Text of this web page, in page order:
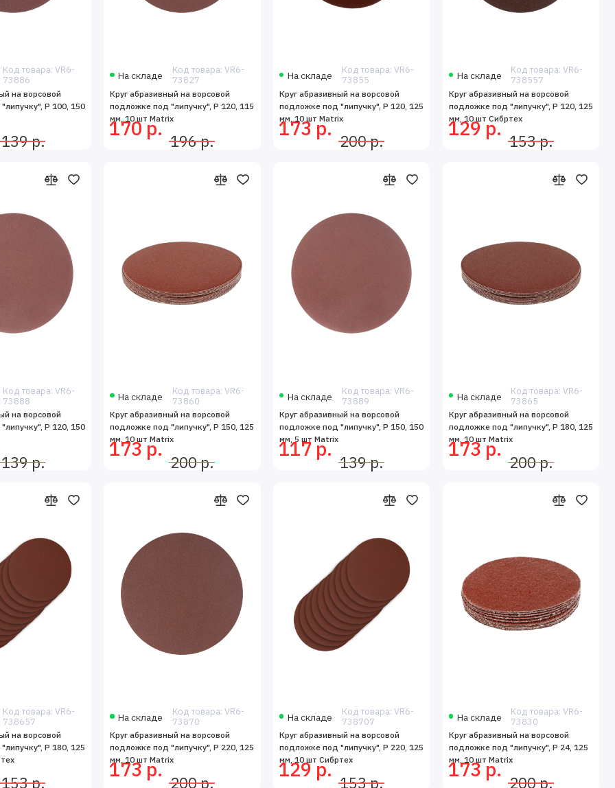
Код товара: VR6-
73886
на ворсовой
P 100, 150
139 р.
На складе
Код товара: VR6-
73827
Круг абразивный на ворсовой
подложке под "липучку", P 120, 115
мм, 10 шт Matrix
170 р.
196 р.
На складе
Код товара: VR6-
73855
Круг абразивный на ворсовой
подложке под "липучку", P 120, 125
мм, 10 шт Matrix
173 р.
200 р.
На складе
Код товара: VR6-
738557
Круг абразивный на ворсовой
подложке под "липучку", P 120, 125
мм, 10 шт Сибртех
129 р.
153 р.
Код товара: VR6-
73888
на ворсовой
P 120, 150
139 р.
На складе
Код товара: VR6-
73860
Круг абразивный на ворсовой
подложке под "липучку", P 150, 125
мм, 10 шт Matrix
173 р.
200 р.
На складе
Код товара: VR6-
73889
Круг абразивный на ворсовой
подложке под "липучку", P 150, 150
мм, 5 шт Matrix
117 р.
139 р.
На складе
Код товара: VR6-
73865
Круг абразивный на ворсовой
подложке под "липучку", P 180, 125
мм, 10 шт Matrix
173 р.
200 р.
Код товара: VR6-
738657
на ворсовой
P 180, 125
153 р.
На складе
Код товара: VR6-
73870
Круг абразивный на ворсовой
подложке под "липучку", P 220, 125
мм, 10 шт Matrix
173 р.
200 р.
На складе
Код товара: VR6-
738707
Круг абразивный на ворсовой
подложке под "липучку", P 220, 125
мм, 10 шт Сибртех
129 р.
153 р.
На складе
Код товара: VR6-
73830
Круг абразивный на ворсовой
подложке под "липучку", P 24, 125
мм, 10 шт Matrix
173 р.
200 р.